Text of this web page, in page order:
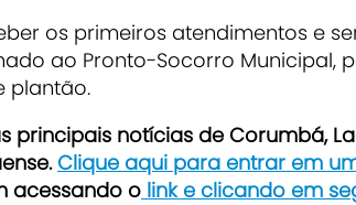
os primeiros atendimentos e
ao Pronto-Socorro Municipal,
plantão.
principais notícias de Corumbá,
Clique aqui para entrar em
acessando o link e clicando em